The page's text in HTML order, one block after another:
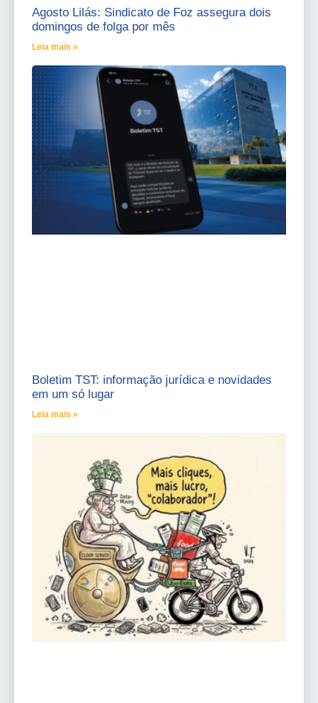
Agosto Lilás: Sindicato de Foz assegura dois
domingos de folga por mês
Leia mais »
Boletim TST: informação jurídica e novidades
em um só lugar
Leia mais »